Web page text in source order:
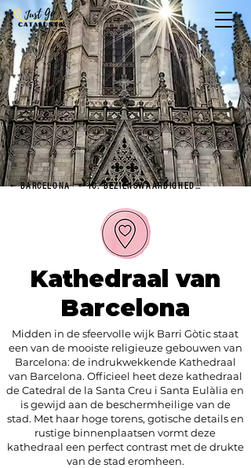
← BARCELONA ← IC. BEZIENSWAARDIGHEDEN
Kathedraal van
Barcelona
Midden in de sfeervolle wijk Barri Gòtic staat
een van de mooiste religieuze gebouwen van
Barcelona: de indrukwekkende Kathedraal
van Barcelona. Officieel heet deze kathedraal
de Catedral de la Santa Creu i Santa Eulàlia en
is gewijd aan de beschermheilige van de
stad. Met haar hoge torens, gotische details en
rustige binnenplaatsen vormt deze
kathedraal een perfect contrast met de drukte
van de stad eromheen.